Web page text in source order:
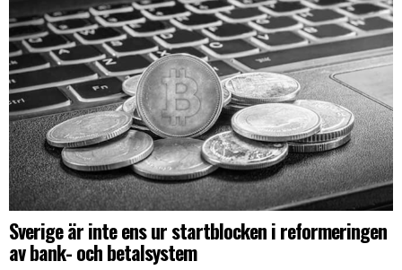
Sverige är inte ens ur startblocken i reformeringen
av bank- och betalsystem